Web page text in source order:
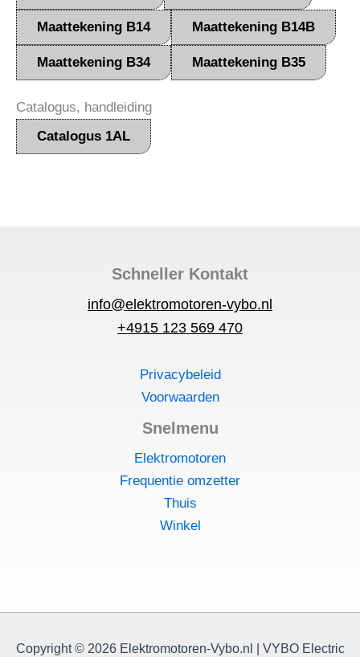
Maattekening B14 Maattekening B14B
Maattekening B34 Maattekening B35
Catalogus, handleiding
Catalogus 1AL
Schneller Kontakt
info@elektromotoren-vybo.nl
+4915 123 569 470
Privacybeleid
Voorwaarden
Snelmenu
Elektromotoren
Frequentie omzetter
Thuis
Winkel
Copyright © 2026 Elektromotoren-Vybo.nl | VYBO Electric